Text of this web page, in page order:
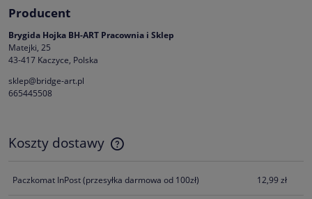
Producent
Brygida Hojka BH-ART Pracownia i Sklep
Matejki, 25
43-417 Kaczyce, Polska
sklep@bridge-art.pl
665445508
Koszty dostawy
Cena nie zawiera ewentualnych kosztów płatności
Paczkomat InPost(przesyłka darmowa od 100zł) 12,99 zł